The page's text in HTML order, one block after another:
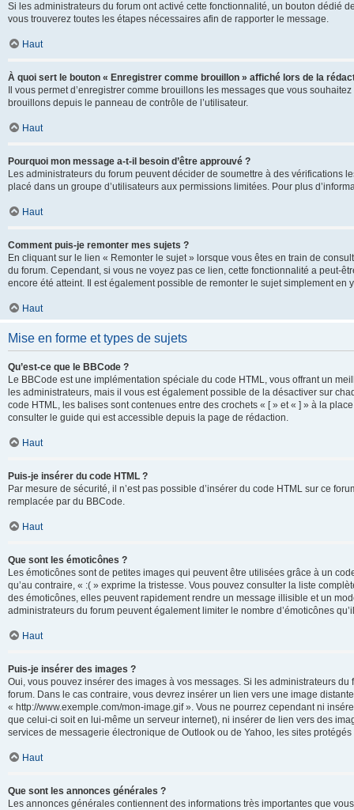
Si les administrateurs du forum ont activé cette fonctionnalité, un bouton dédié
vous trouverez toutes les étapes nécessaires afin de rapporter le message.
Haut
À quoi sert le bouton « Enregistrer comme brouillon » affiché lors de la
Il vous permet d’enregistrer comme brouillons les messages que vous
brouillons depuis le panneau de contrôle de l’utilisateur.
Haut
Pourquoi mon message a-t-il besoin d’être approuvé ?
Les administrateurs du forum peuvent décider de soumettre à des vérifications
placé dans un groupe d’utilisateurs aux permissions limitées. Pour plus
Haut
Comment puis-je remonter mes sujets ?
En cliquant sur le lien « Remonter le sujet » lorsque vous êtes en train de
du forum. Cependant, si vous ne voyez pas ce lien, cette fonctionnalité a peut-
encore été atteint. Il est également possible de remonter le sujet simplement
Haut
Mise en forme et types de sujets
Qu’est-ce que le BBCode ?
Le BBCode est une implémentation spéciale du code HTML, vous offrant un
les administrateurs, mais il vous est également possible de la désactiver sur
code HTML, les balises sont contenues entre des crochets « [ » et « ] » à la
consulter le guide qui est accessible depuis la page de rédaction.
Haut
Puis-je insérer du code HTML ?
Par mesure de sécurité, il n’est pas possible d’insérer du code HTML sur ce
remplacée par du BBCode.
Haut
Que sont les émoticônes ?
Les émoticônes sont de petites images qui peuvent être utilisées grâce à un
qu’au contraire, « :( » exprime la tristesse. Vous pouvez consulter la liste
des émoticônes, elles peuvent rapidement rendre un message illisible et un
administrateurs du forum peuvent également limiter le nombre d’émoticônes
Haut
Puis-je insérer des images ?
Oui, vous pouvez insérer des images à vos messages. Si les administrateurs
forum. Dans le cas contraire, vous devrez insérer un lien vers une image
« http://www.exemple.com/mon-image.gif ». Vous ne pourrez cependant ni
que celui-ci soit en lui-même un serveur internet), ni insérer de lien vers des
services de messagerie électronique de Outlook ou de Yahoo, les sites
Haut
Que sont les annonces générales ?
Les annonces générales contiennent des informations très importantes que